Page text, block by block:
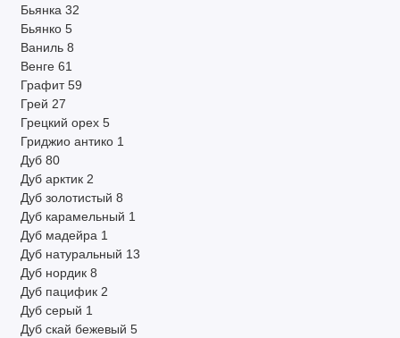
Бьянка 32
Бьянко 5
Ваниль 8
Венге 61
Графит 59
Грей 27
Грецкий орех 5
Гриджио антико 1
Дуб 80
Дуб арктик 2
Дуб золотистый 8
Дуб карамельный 1
Дуб мадейра 1
Дуб натуральный 13
Дуб нордик 8
Дуб пацифик 2
Дуб серый 1
Дуб скай бежевый 5